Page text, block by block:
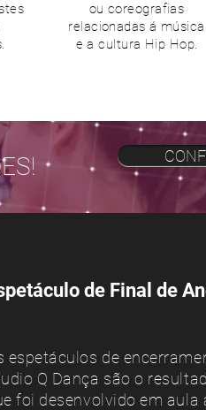
ou coreografias
relacionadas á música
e a cultura Hip Hop.
de Final de
espetáculos de
Q Dança são o
foi desenvolvido em aula